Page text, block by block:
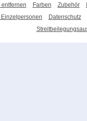
entfernen Farben Zubehör
Datenschutz